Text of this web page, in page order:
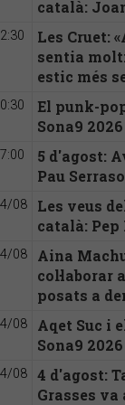
català:
Les Cruet:
sentia
estic més
El punk-
Sona9 2026
5 d'agost:
Pau
08
Les veus
català: Pep
08
Aina
col·laborar
posats a
08
Aqet Suc i
Sona9 2026
08
4 d'agost:
Grasses